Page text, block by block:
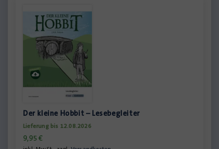
Der kleine Hobbit – Lesebegleiter
Lieferung bis 12.08.2026
9,95 €